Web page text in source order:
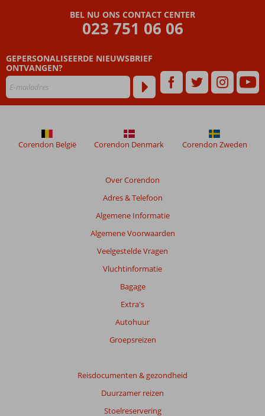
Beoordelingen
dan
48
niet
weergegeven
om
BEL NU ONS CONTACT CENTER
023 751 06 06
GEPERSONALISEERDE NIEUWSBRIEF
ONTVANGEN?
Over Corendon
Adres & Telefoon
Algemene Informatie
Algemene Voorwaarden
Veelgestelde Vragen
Vluchtinformatie
Bagage
Extra's
Autohuur
Groepsreizen
Reisdocumenten & gezondheid
Duurzamer reizen
Stoelreservering
Corendon België Corendon Denmark Corendon Zweden